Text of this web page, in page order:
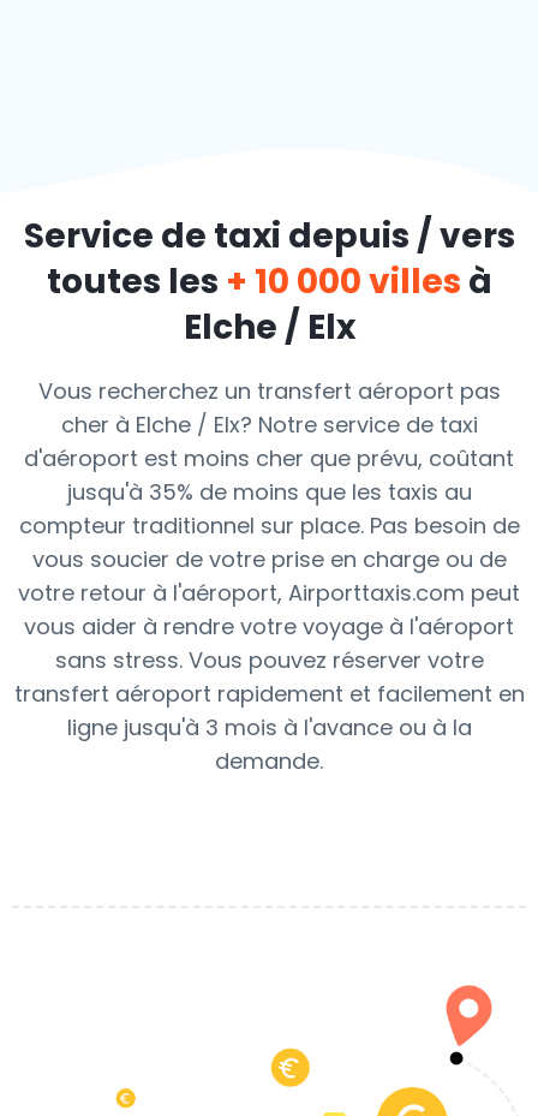
Service de taxi depuis / vers
toutes les + 10 000 villes à
Elche / Elx
Vous recherchez un transfert aéroport pas
cher à Elche / Elx? Notre service de taxi
d'aéroport est moins cher que prévu, coûtant
jusqu'à 35% de moins que les taxis au
compteur traditionnel sur place. Pas besoin de
vous soucier de votre prise en charge ou de
votre retour à l'aéroport, Airporttaxis.com peut
vous aider à rendre votre voyage à l'aéroport
sans stress. Vous pouvez réserver votre
transfert aéroport rapidement et facilement en
ligne jusqu'à 3 mois à l'avance ou à la
demande.